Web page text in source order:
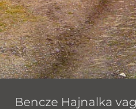
Bencze Hajnalka